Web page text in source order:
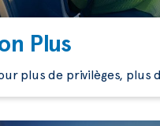
Plus
plus de privilèges, plus